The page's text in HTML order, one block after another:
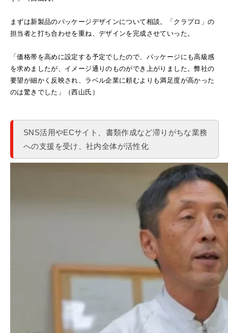
まずは新製品のパッケージデザインについて相談。「クラプロ」の
担当者と打ち合わせを重ね、デザインを完成させていった。
「価格帯を高めに設定する予定でしたので、パッケージにも高級感
を求めましたが、イメージ通りのものができ上がりました。弊社の
要望が細かく反映され、ラベル企業に頼むよりも満足度が高かった
のは驚きでした」（西山氏）
SNS活用やECサイト、書類作成など滞りがちな業務
への支援を受け、社内全体が活性化